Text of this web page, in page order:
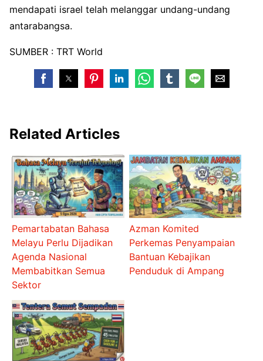
mendapati israel telah melanggar undang-undang
antarabangsa.
SUMBER : TRT World
Related Articles
Pemartabatan Bahasa
Melayu Perlu Dijadikan
Agenda Nasional
Membabitkan Semua
Sektor
Azman Komited
Perkemas Penyampaian
Bantuan Kebajikan
Penduduk di Ampang